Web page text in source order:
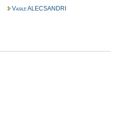
Vasile ALECSANDRI